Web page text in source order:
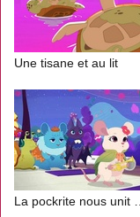
Une tisane et au lit